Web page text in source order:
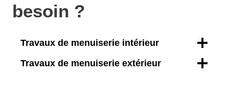
besoin ?
Travaux de menuiserie intérieur
Travaux de menuiserie extérieur